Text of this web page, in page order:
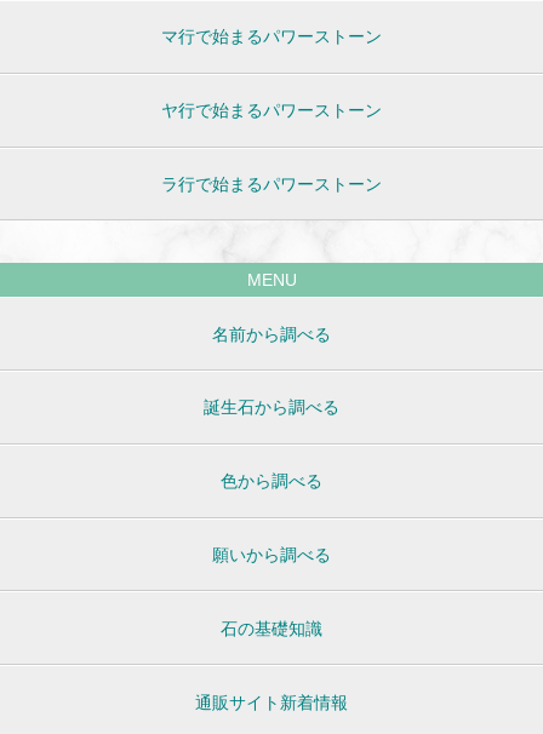
マ行で始まるパワーストーン
ヤ行で始まるパワーストーン
ラ行で始まるパワーストーン
MENU
名前から調べる
誕生石から調べる
色から調べる
願いから調べる
石の基礎知識
通販サイト新着情報